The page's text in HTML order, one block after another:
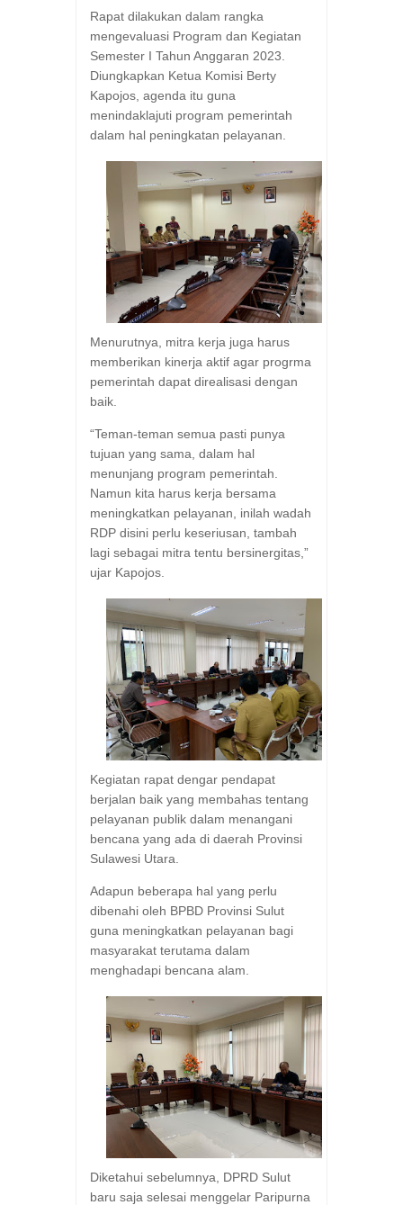
Rapat dilakukan dalam rangka
mengevaluasi Program dan Kegiatan
Semester I Tahun Anggaran 2023.
Diungkapkan Ketua Komisi Berty
Kapojos, agenda itu guna
menindaklajuti program pemerintah
dalam hal peningkatan pelayanan.
Menurutnya, mitra kerja juga harus
memberikan kinerja aktif agar progrma
pemerintah dapat direalisasi dengan
baik.
“Teman-teman semua pasti punya
tujuan yang sama, dalam hal
menunjang program pemerintah.
Namun kita harus kerja bersama
meningkatkan pelayanan, inilah wadah
RDP disini perlu keseriusan, tambah
lagi sebagai mitra tentu bersinergitas,”
ujar Kapojos.
Kegiatan rapat dengar pendapat
berjalan baik yang membahas tentang
pelayanan publik dalam menangani
bencana yang ada di daerah Provinsi
Sulawesi Utara.
Adapun beberapa hal yang perlu
dibenahi oleh BPBD Provinsi Sulut
guna meningkatkan pelayanan bagi
masyarakat terutama dalam
menghadapi bencana alam.
Diketahui sebelumnya, DPRD Sulut
baru saja selesai menggelar Paripurna